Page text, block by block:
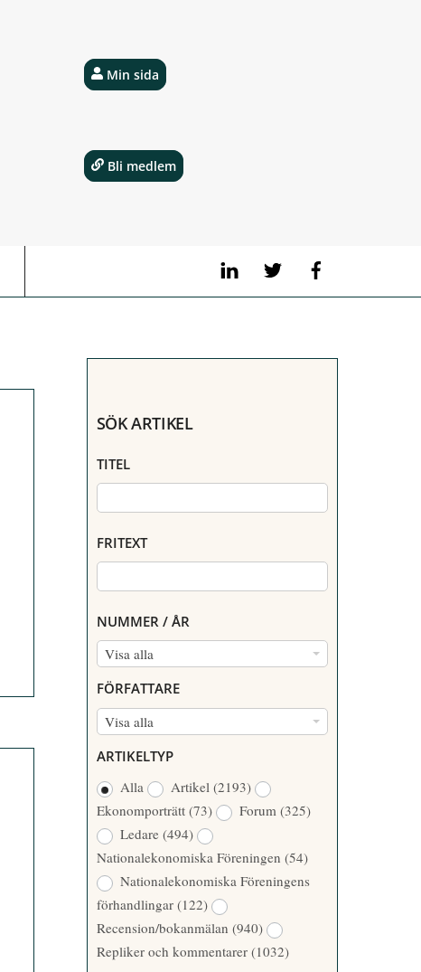
LinkedIn Twitter
Min sida
Bli medlem
SÖK ARTIKEL
TITEL
FRITEXT
NUMMER / ÅR
Visa alla
N
M
M
/
Å
R
FÖRFATTARE
Visa alla
R
F
A
T
T
A
R
E
ARTIKELTYP
Alla
Artikel (2193)
Ekonomporträtt (73) Forum (325)
Ledare (494)
Nationalekonomiska Föreningen (54)
Nationalekonomiska Föreningens
förhandlingar (122)
Recension/bokanmälan (940)
Repliker och kommentarer (1032)